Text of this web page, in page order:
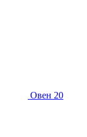
Овен 20